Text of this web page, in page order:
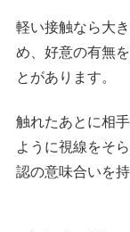
軽い接触なら大
め、好意の有無
とがあります。
触れたあとに相
ように視線をそ
認の意味合いを